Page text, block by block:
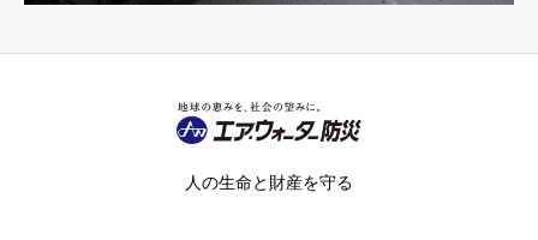
人の生命と財産を守る